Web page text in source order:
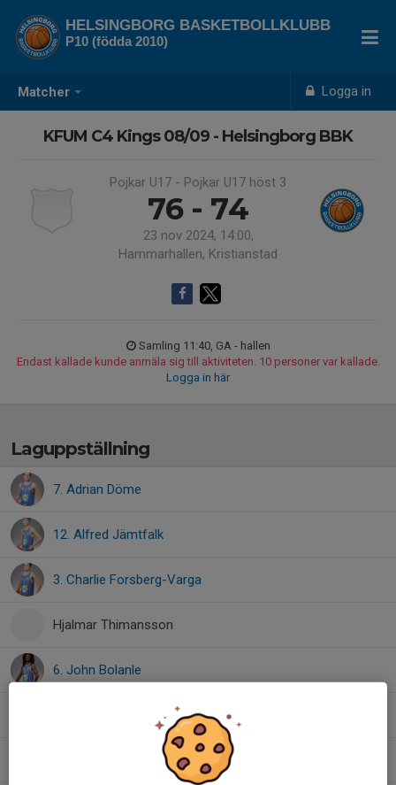
Matcher Logga in
HELSINGBORG BASKETBOLLKLUBB
P10 (födda 2010)
KFUM C4 Kings 08/09 - Helsingborg BBK
Pojkar U17 - Pojkar U17 höst 3
76 - 74
23 nov 2024, 14:00,
Hammarhallen, Kristianstad
Samling 11:40, GA - hallen
Endast kallade kunde anmäla sig till aktiviteten. 10 personer var kallade.
Logga in här
Laguppställning
7. Adrian Döme
12. Alfred Jämtfalk
3. Charlie Forsberg-Varga
Hjalmar Thimansson
6. John Bolanle
Leonard Hvalica Bengtsson